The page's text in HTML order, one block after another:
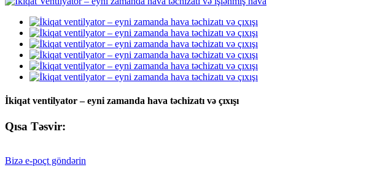
İkiqat ventilyator – eyni zamanda hava təchizatı və çıxışı
Qısa Təsvir:
Bizə e-poçt göndərin